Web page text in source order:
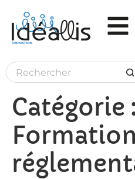
Catégorie
Formation